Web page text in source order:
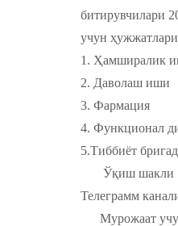
битирувчилари
учун
1. Ҳамширалик
2. Даволаш иши
3. Фармация
4. Функционал
5.Тиббиёт
Ўқиш шакли :
Телеграмм
Мурожаат